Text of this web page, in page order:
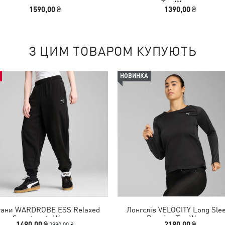
1590,00 ₴
Tee Women
1390,00 ₴
З ЦИМ ТОВАРОМ КУПУЮТЬ
WARDROBE ESS Relaxed
Sweatpants Women
НОВИНКА
Лонгслів VELOCITY Long
Running Top Women